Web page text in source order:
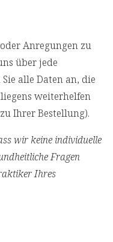
Anregungen zu
über jede
alle Daten an, die
weiterhelfen
Ihrer Bestellung).
wir keine individuelle
Fragen
Ihres